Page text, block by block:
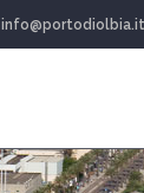
info@portodiolbia.it